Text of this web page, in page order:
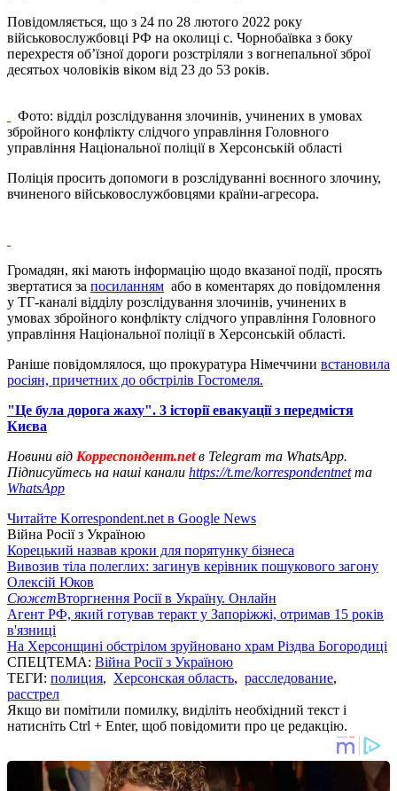
Повідомляється, що з 24 по 28 лютого 2022 року
військовослужбовці РФ на околиці с. Чорнобаївка з боку
перехрестя об’їзної дороги розстріляли з вогнепальної зброї
десятьох чоловіків віком від 23 до 53 років.
Фото: відділ розслідування злочинів, учинених в умовах
збройного конфлікту слідчого управління Головного
управління Національної поліції в Херсонській області
Поліція просить допомоги в розслідуванні воєнного злочину,
вчиненого військовослужбовцями країни-агресора.
Громадян, які мають інформацію щодо вказаної події, просять
звертатися за посиланням або в коментарях до повідомлення
у ТГ-каналі відділу розслідування злочинів, учинених в
умовах збройного конфлікту слідчого управління Головного
управління Національної поліції в Херсонській області.
Раніше повідомлялося, що прокуратура Німеччини встановила
росіян, причетних до обстрілів Гостомеля.
"Це була дорога жаху". 3 історії евакуації з передмістя
Києва
Новини від Корреспондент.netв Telegram та WhatsApp.
Підписуйтесь на наші канали https://t.me/korrespondentnetта
WhatsApp
Читайте Korrespondent.net в Google News
Війна Росії з Україною
Корецький назвав кроки для порятунку бізнеса
Вивозив тіла полеглих: загинув керівник пошукового загону
Олексій Юков
СюжетВторгнення Росії в Україну. Онлайн
Агент РФ, який готував теракт у Запоріжжі, отримав 15 років
в'язниці
На Херсонщині обстрілом зруйновано храм Різдва Богородиці
СПЕЦТЕМА: Війна Росії з Україною
ТЕГИ: полиция, Херсонская область, расследование,
расстрел
Якщо ви помітили помилку, виділіть необхідний текст і
натисніть Ctrl + Enter, щоб повідомити про це редакцію.